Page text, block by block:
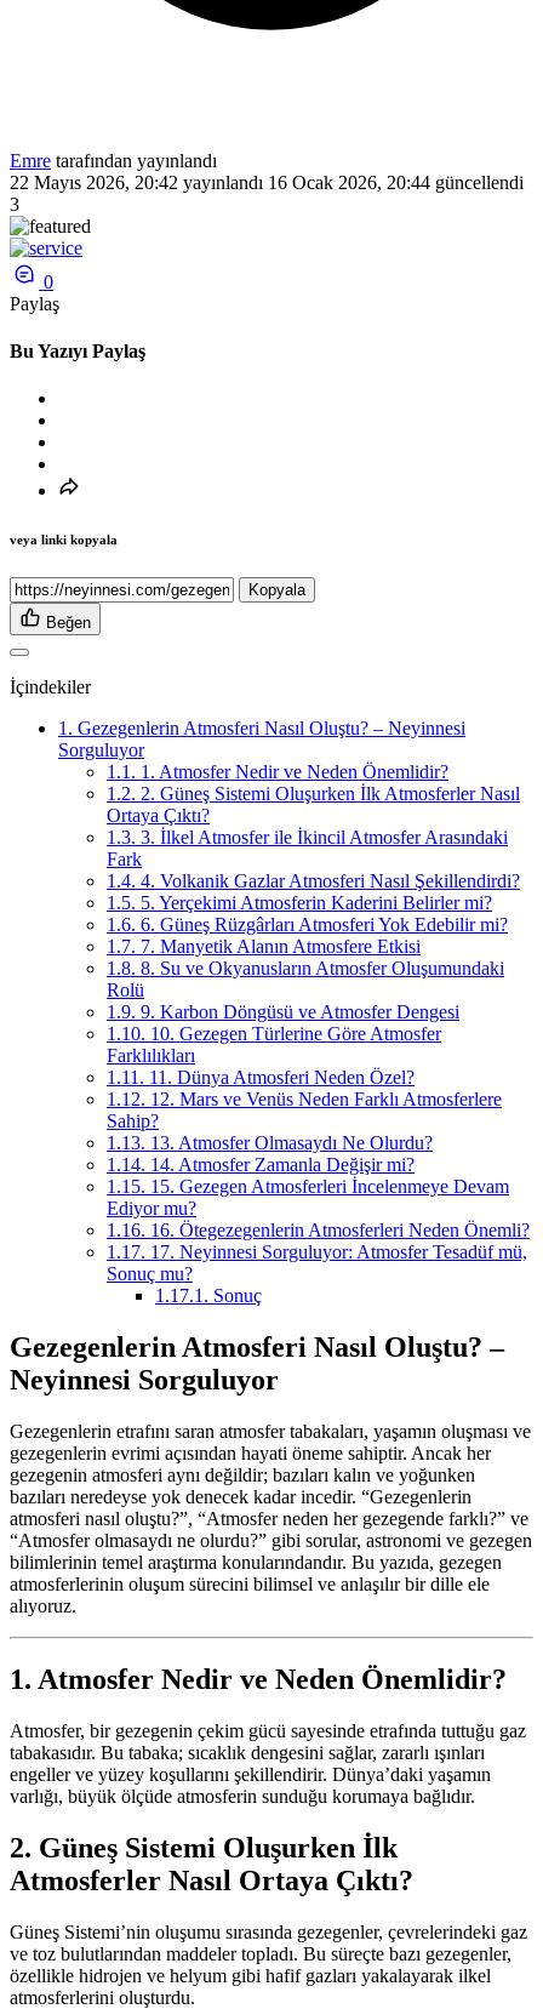
Emre tarafından yayınlandı
22 Mayıs 2026, 20:42 yayınlandı 16 Ocak 2026, 20:44 güncellendi
3
0
Paylaş
Bu Yazıyı Paylaş
veya linki kopyala
Kopyala
Beğen
İçindekiler
1. Gezegenlerin Atmosferi Nasıl Oluştu? – Neyinnesi
Sorguluyor
1.1. 1. Atmosfer Nedir ve Neden Önemlidir?
1.2. 2. Güneş Sistemi Oluşurken İlk Atmosferler Nasıl
Ortaya Çıktı?
1.3. 3. İlkel Atmosfer ile İkincil Atmosfer Arasındaki
Fark
1.4. 4. Volkanik Gazlar Atmosferi Nasıl Şekillendirdi?
1.5. 5. Yerçekimi Atmosferin Kaderini Belirler mi?
1.6. 6. Güneş Rüzgârları Atmosferi Yok Edebilir mi?
1.7. 7. Manyetik Alanın Atmosfere Etkisi
1.8. 8. Su ve Okyanusların Atmosfer Oluşumundaki
Rolü
1.9. 9. Karbon Döngüsü ve Atmosfer Dengesi
1.10. 10. Gezegen Türlerine Göre Atmosfer
Farklılıkları
1.11. 11. Dünya Atmosferi Neden Özel?
1.12. 12. Mars ve Venüs Neden Farklı Atmosferlere
Sahip?
1.13. 13. Atmosfer Olmasaydı Ne Olurdu?
1.14. 14. Atmosfer Zamanla Değişir mi?
1.15. 15. Gezegen Atmosferleri İncelenmeye Devam
Ediyor mu?
1.16. 16. Ötegezegenlerin Atmosferleri Neden Önemli?
1.17. 17. Neyinnesi Sorguluyor: Atmosfer Tesadüf mü,
Sonuç mu?
1.17.1. Sonuç
Gezegenlerin Atmosferi Nasıl Oluştu? –
Neyinnesi Sorguluyor
Gezegenlerin etrafını saran atmosfer tabakaları, yaşamın oluşması ve
gezegenlerin evrimi açısından hayati öneme sahiptir. Ancak her
gezegenin atmosferi aynı değildir; bazıları kalın ve yoğunken
bazıları neredeyse yok denecek kadar incedir. “Gezegenlerin
atmosferi nasıl oluştu?”, “Atmosfer neden her gezegende farklı?” ve
“Atmosfer olmasaydı ne olurdu?” gibi sorular, astronomi ve gezegen
bilimlerinin temel araştırma konularındandır. Bu yazıda, gezegen
atmosferlerinin oluşum sürecini bilimsel ve anlaşılır bir dille ele
alıyoruz.
1. Atmosfer Nedir ve Neden Önemlidir?
Atmosfer, bir gezegenin çekim gücü sayesinde etrafında tuttuğu gaz
tabakasıdır. Bu tabaka; sıcaklık dengesini sağlar, zararlı ışınları
engeller ve yüzey koşullarını şekillendirir. Dünya’daki yaşamın
varlığı, büyük ölçüde atmosferin sunduğu korumaya bağlıdır.
2. Güneş Sistemi Oluşurken İlk
Atmosferler Nasıl Ortaya Çıktı?
Güneş Sistemi’nin oluşumu sırasında gezegenler, çevrelerindeki gaz
ve toz bulutlarından maddeler topladı. Bu süreçte bazı gezegenler,
özellikle hidrojen ve helyum gibi hafif gazları yakalayarak ilkel
atmosferlerini oluşturdu.